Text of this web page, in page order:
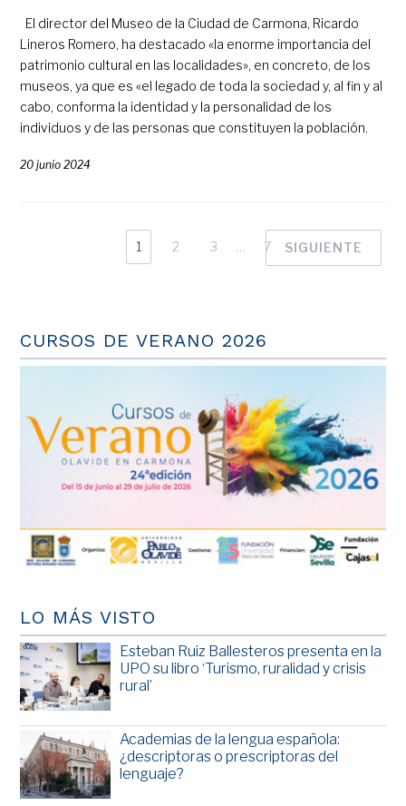
El director del Museo de la Ciudad de Carmona, Ricardo
Lineros Romero, ha destacado «la enorme importancia del
patrimonio cultural en las localidades», en concreto, de los
museos, ya que es «el legado de toda la sociedad y, al fin y al
cabo, conforma la identidad y la personalidad de los
individuos y de las personas que constituyen la población.
20 junio 2024
1 2 3 7 SIGUIENTE
CURSOS DE VERANO 2026
LO MÁS VISTO
Esteban Ruiz Ballesteros presenta en la
UPO su libro ‘Turismo, ruralidad y crisis
rural’
Academias de la lengua española:
¿descriptoras o prescriptoras del
lenguaje?